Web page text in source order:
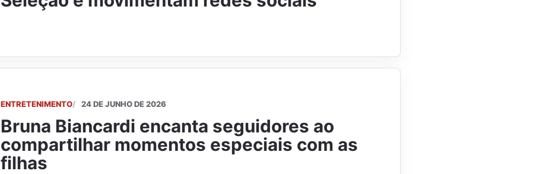
ENTRETENIMENTO 24 DE JUNHO DE 2026
Bruna Biancardi encanta seguidores ao
compartilhar momentos especiais com as
filhas